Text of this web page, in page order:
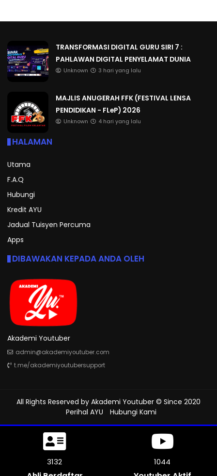
TRANSFORMASI DIGITAL GURU SIRI 7 :
PAHLAWAN DIGITAL PENYELAMAT DUNIA
Unknown 3 hari yang lalu
MAJLIS ANUGERAH FFK (FESTIVAL LENSA
PENDIDIKAN - FLeP) 2026
Unknown 4 hari yang lalu
HALAMAN
Utama
F.A.Q
Hubungi
Kredit AYU
Jadual Tuisyen Percuma
Apps
DIBAWAKAN KEPADA ANDA OLEH
Akademi Youtuber
admin@akademiyoutuber.com
t.me/akademiyoutubersupport
All Rights Reserved by Akademi Youtuber © Since 2020
Perihal AYU
Hubungi Kami
3624 1208